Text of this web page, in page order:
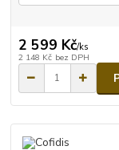
2 599 Kč/ks
2 148 Kč bez DPH